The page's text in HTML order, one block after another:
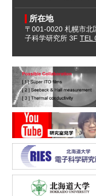
所在地
〒001-0020札幌市北
子科学研究所 3F TEL